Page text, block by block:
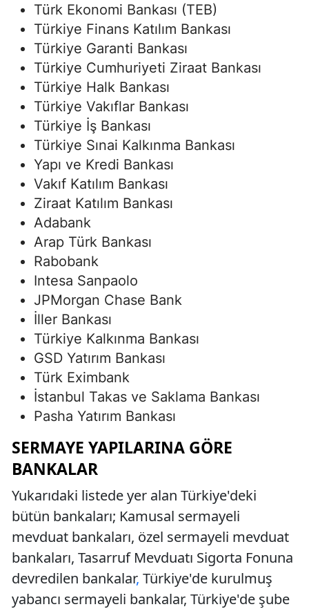
Türk Ekonomi Bankası (TEB)
Türkiye Finans Katılım Bankası
Türkiye Garanti Bankası
Türkiye Cumhuriyeti Ziraat Bankası
Türkiye Halk Bankası
Türkiye Vakıflar Bankası
Türkiye İş Bankası
Türkiye Sınai Kalkınma Bankası
Yapı ve Kredi Bankası
Vakıf Katılım Bankası
Ziraat Katılım Bankası
Adabank
Arap Türk Bankası
Rabobank
Intesa Sanpaolo
JPMorgan Chase Bank
İller Bankası
Türkiye Kalkınma Bankası
GSD Yatırım Bankası
Türk Eximbank
İstanbul Takas ve Saklama Bankası
Pasha Yatırım Bankası
SERMAYE YAPILARINA GÖRE
BANKALAR
Yukarıdaki listede yer alan Türkiye'deki
bütün bankaları; Kamusal sermayeli
mevduat bankaları, özel sermayeli mevduat
bankaları, Tasarruf Mevduatı Sigorta Fonuna
devredilen bankalar, Türkiye'de kurulmuş
yabancı sermayeli bankalar, Türkiye'de şube